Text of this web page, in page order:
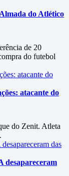
do Atlético
de 20
do futebol
atacante do
do Zenit. Atleta
desapareceram